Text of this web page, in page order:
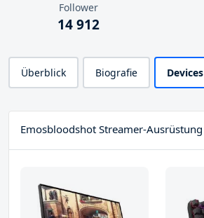
Follower
14 912
Überblick Biografie Devices
Emosbloodshot Streamer-Ausrüstung